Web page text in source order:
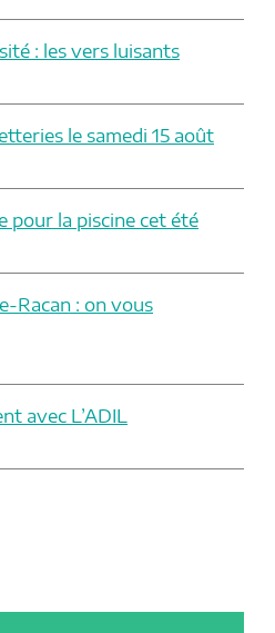
: les vers luisants
le samedi 15 août
pour la piscine cet été
Racan : on vous
avec L’ADIL